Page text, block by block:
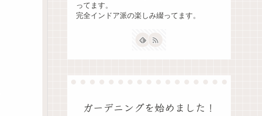
ってます。
完全インドア派の楽しみ綴ってます。
ガーデニングを始めました！